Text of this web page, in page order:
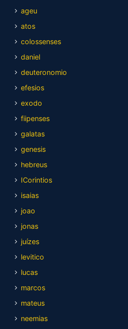
ageu
atos
colossenses
daniel
deuteronomio
efesios
exodo
fiipenses
galatas
genesis
hebreus
ICorintios
isaias
joao
jonas
juízes
levitico
lucas
marcos
mateus
neemias